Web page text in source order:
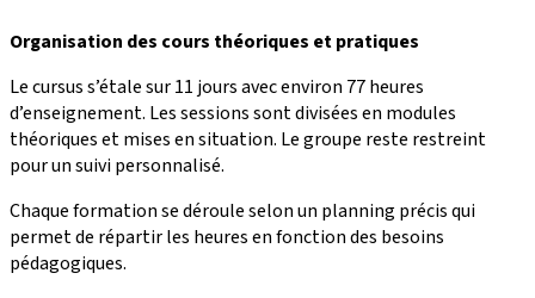
Organisation des cours théoriques et pratiques
Le cursus s’étale sur 11 jours avec environ 77 heures
d’enseignement. Les sessions sont divisées en modules
théoriques et mises en situation. Le groupe reste restreint
pour un suivi personnalisé.
Chaque formation se déroule selon un planning précis qui
permet de répartir les heures en fonction des besoins
pédagogiques.